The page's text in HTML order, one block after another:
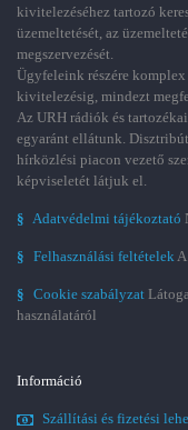
kivitelezéséhez tartozó
üzemeltetését, az
megszervezését.
Ügyfeleink részére
kivitelezésig, mindezt
Az URH rádiók és
egyaránt ellátunk.
hírközlési piacon vezető
képviseletét látjuk el.
§ Adatvédelmi tájékoztató
§ Felhasználási feltételek
§ Cookie szabályzat
használatáról
Információ
Szállítási és fizetési